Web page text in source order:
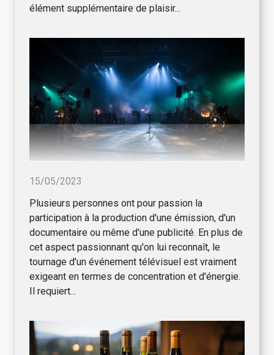
élément supplémentaire de plaisir...
15/05/2023
Plusieurs personnes ont pour passion la
participation à la production d'une émission, d'un
documentaire ou même d'une publicité. En plus de
cet aspect passionnant qu'on lui reconnaît, le
tournage d'un événement télévisuel est vraiment
exigeant en termes de concentration et d'énergie.
Il requiert...